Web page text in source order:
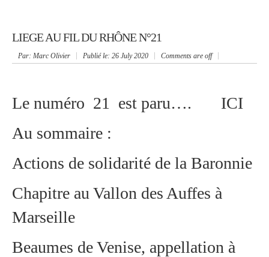
2026
LIEGE AU FIL DU RHÔNE N°21
Par: Marc Olivier Publié le: 26 July 2020 Comments are off
Le numéro 21 est paru…. ICI
Au sommaire :
Actions de solidarité de la Baronnie
Chapitre au Vallon des Auffes à
Marseille
Beaumes de Venise, appellation à